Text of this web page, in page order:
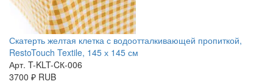
Скатерть желтая клетка с водоотталкивающей пропиткой,
RestoTouch Textile, 145 х 145 см
Арт. T-KLT-CК-006
3700 ₽ RUB